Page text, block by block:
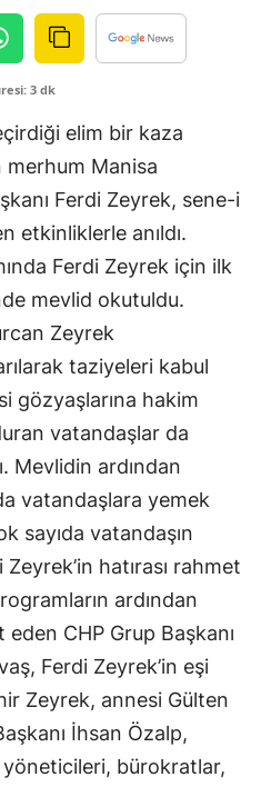
3 dk
elim bir kaza
merhum Manisa
Ferdi Zeyrek, sene-i
etkinliklerle anıldı.
Ferdi Zeyrek için ilk
mevlid okutuldu.
Zeyrek
taziyeleri kabul
gözyaşlarına hakim
vatandaşlar da
Mevlidin ardından
vatandaşlara yemek
sayıda vatandaşın
hatırası rahmet
ardından
CHP Grup Başkanı
Ferdi Zeyrek’in eşi
Zeyrek, annesi Gülten
İhsan Özalp,
bürokratlar,